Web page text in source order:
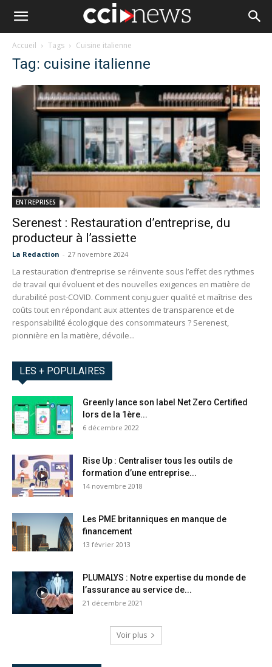
Accueil Tags Cuisine italienne
Tag: cuisine italienne
ENTREPRISES
Serenest : Restauration d’entreprise, du
producteur à l’assiette
La Redaction - 27 novembre 2024
La restauration d’entreprise se réinvente sous l’effet des rythmes
de travail qui évoluent et des nouvelles exigences en matière de
durabilité post-COVID. Comment conjuguer qualité et maîtrise des
coûts tout en répondant aux attentes de transparence et de
responsabilité écologique des consommateurs ? Serenest,
pionnière en la matière, dévoile...
LES + POPULAIRES
Greenly lance son label Net Zero Certified
lors de la 1ère...
6 décembre 2022
Rise Up : Centraliser tous les outils de
formation d’une entreprise...
14 novembre 2018
Les PME britanniques en manque de
financement
13 février 2013
PLUMALYS : Notre expertise du monde de
l’assurance au service de...
21 décembre 2021
Voir plus